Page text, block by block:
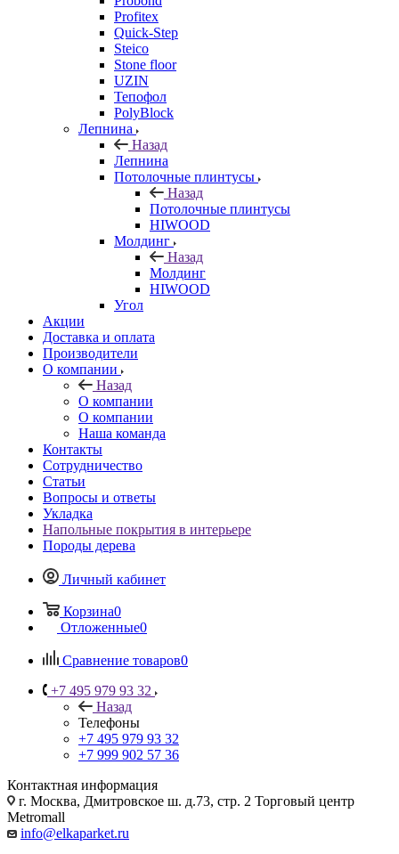
Profitex
Quick-Step
Steico
Stone floor
UZIN
Тепофол
PolyBlock
Лепнина
Назад
Лепнина
Потолочные плинтусы
Назад
Потолочные плинтусы
HIWOOD
Молдинг
Назад
Молдинг
HIWOOD
Угол
Акции
Доставка и оплата
Производители
О компании
Назад
О компании
О компании
Наша команда
Контакты
Сотрудничество
Статьи
Вопросы и ответы
Укладка
Напольные покрытия в интерьере
Породы дерева
Личный кабинет
Корзина0
Отложенные0
Сравнение товаров0
+7 495 979 93 32
Назад
Телефоны
+7 495 979 93 32
+7 999 902 57 36
Контактная информация
г. Москва, Дмитровское ш. д.73, стр. 2 Торговый центр
Metromall
info@elkaparket.ru